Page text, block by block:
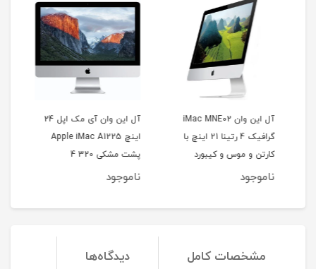
آل این وان iMac MNE02
گرافیک 4 رتینا 21 اینچ با
کارتن و موس و کیبورد
ناموجود
آل این وان آی مک اپل 24
اینچ Apple iMac A1225
پشت مشکی 320 4
ناموجود
مشخصات کامل دیدگاه‌ها